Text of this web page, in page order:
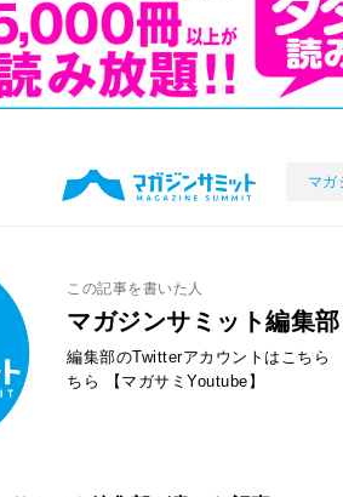
マガ
この記事を書いた人
マガジンサミット編集部
編集部のTwitterアカウントはこちら
ちら
【マガサミYoutube】